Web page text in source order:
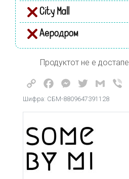
City Mall
Аеродром
Продуктот не е
Copy
Link
FacebookMessenger
TwitterGmail
Шифра: СБМ-8809647391128